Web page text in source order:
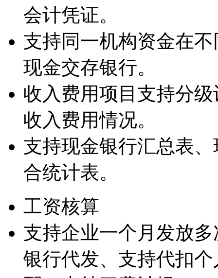
会计凭证。
支持同一机构资金在
现金交存银行。
收入费用项目支持分
收入费用情况。
支持现金银行汇总表
合统计表。
工资核算
支持企业一个月发放
银行代发、支持代扣